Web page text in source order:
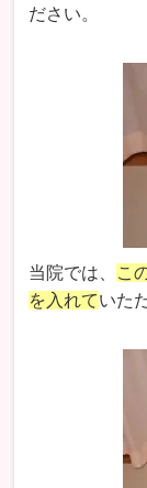
ださい。
当院では、
こ
を入れていた